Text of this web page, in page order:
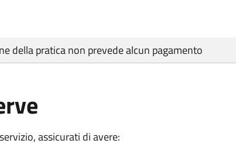
della pratica non prevede alcun pagamento
assicurati di avere: